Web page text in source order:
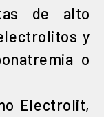
de alto
y
o
Electrolit,